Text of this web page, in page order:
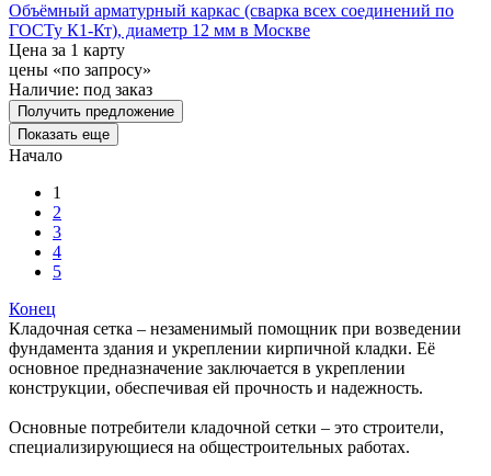
Объёмный арматурный каркас (сварка всех соединений по
ГОСТу К1-Кт), диаметр 12 мм в Москве
Цена за 1 карту
цены «по запросу»
Наличие: под заказ
Получить предложение
Показать еще
Начало
1
2
3
4
5
Конец
Кладочная сетка – незаменимый помощник при возведении
фундамента здания и укреплении кирпичной кладки. Её
основное предназначение заключается в укреплении
конструкции, обеспечивая ей прочность и надежность.
Основные потребители кладочной сетки – это строители,
специализирующиеся на общестроительных работах.